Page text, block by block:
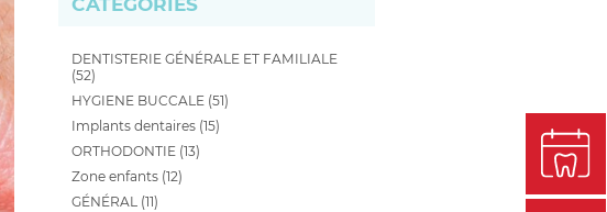
DENTISTERIE GÉNÉRALE ET FAMILIALE
(52)
HYGIENE BUCCALE (51)
Implants dentaires (15)
ORTHODONTIE (13)
Zone enfants (12)
GÉNÉRAL (11)